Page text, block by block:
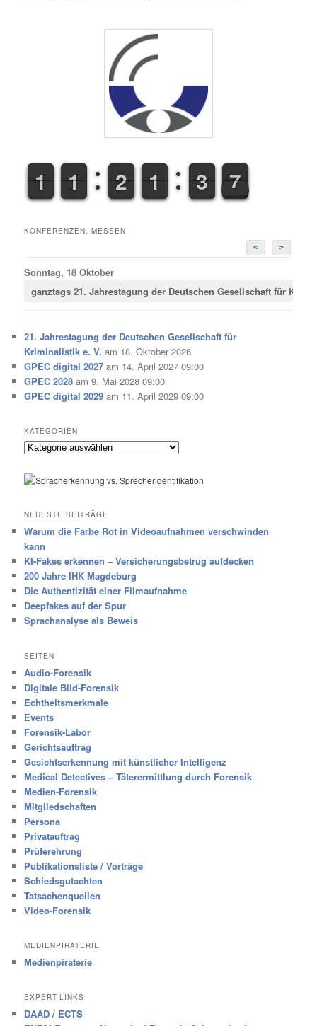
1
1
1
1 1
1
1
1 1
1
2
2 1
1
1
1 2
2
3
3 7
7
8
KONFERENZEN, MESSEN
<
>
Sonntag, 18 Oktober
ganztags21. Jahrestagung der Deutschen Gesellschaft für
21. Jahrestagung der Deutschen Gesellschaft für
Kriminalistik e. V. am 18. Oktober 2026
GPEC digital 2027 am 14. April 2027 09:00
GPEC 2028 am 9. Mai 2028 09:00
GPEC digital 2029 am 11. April 2029 09:00
KATEGORIEN
Kategorien
NEUESTE BEITRÄGE
Warum die Farbe Rot in Videoaufnahmen verschwinden
kann
KI-Fakes erkennen – Versicherungsbetrug aufdecken
200 Jahre IHK Magdeburg
Die Authentizität einer Filmaufnahme
Deepfakes auf der Spur
Sprachanalyse als Beweis
SEITEN
Audio-Forensik
Digitale Bild-Forensik
Echtheitsmerkmale
Events
Forensik-Labor
Gerichtsauftrag
Gesichtserkennung mit künstlicher Intelligenz
Medical Detectives – Täterermittlung durch Forensik
Medien-Forensik
Mitgliedschaften
Persona
Privatauftrag
Prüferehrung
Publikationsliste / Vorträge
Schiedsgutachten
Tatsachenquellen
Video-Forensik
MEDIENPIRATERIE
Medienpiraterie
EXPERT-LINKS
DAAD / ECTS